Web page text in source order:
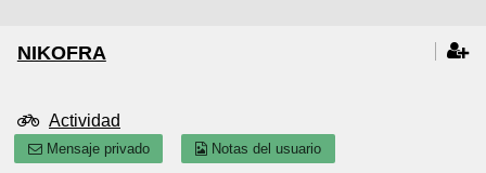
NIKOFRA
Actividad
Mensaje privado Notas del usuario